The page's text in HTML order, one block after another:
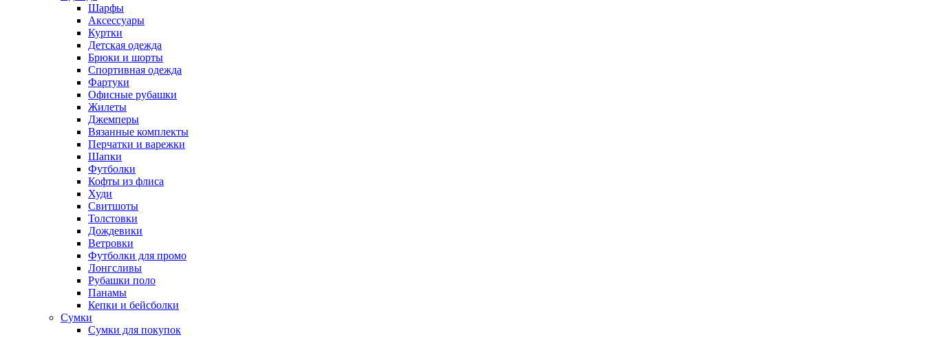
Шарфы
Аксессуары
Куртки
Детская одежда
Брюки и шорты
Спортивная одежда
Фартуки
Офисные рубашки
Жилеты
Джемперы
Вязанные комплекты
Перчатки и варежки
Шапки
Футболки
Кофты из флиса
Худи
Свитшоты
Толстовки
Дождевики
Ветровки
Футболки для промо
Лонгсливы
Рубашки поло
Панамы
Кепки и бейсболки
Сумки
Сумки для покупок